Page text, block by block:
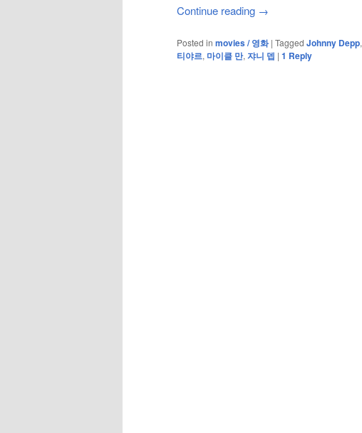
Continue reading →
Posted in movies / 영화 | Tagged Johnny Depp,
티야르, 마이클 만, 쟈니 뎁 | 1 Reply